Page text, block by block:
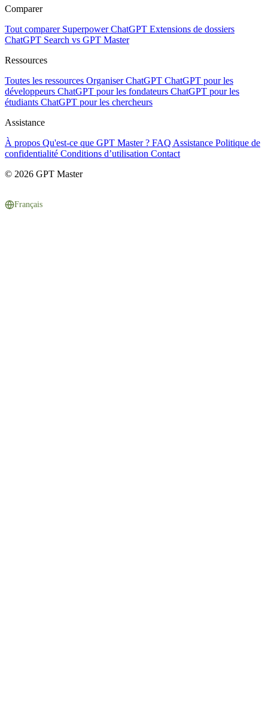
Comparer
Tout comparer Superpower ChatGPT Extensions de dossiers
ChatGPT Search vs GPT Master
Ressources
Toutes les ressources Organiser ChatGPT ChatGPT pour les
développeurs ChatGPT pour les fondateurs ChatGPT pour les
étudiants ChatGPT pour les chercheurs
Assistance
À propos Qu'est-ce que GPT Master ? FAQ Assistance Politique de
confidentialité Conditions d’utilisation Contact
© 2026 GPT Master
Français